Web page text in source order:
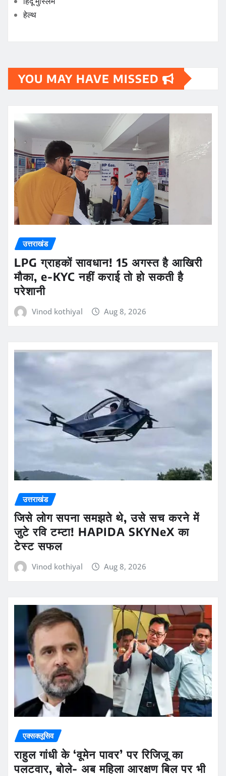
हेल्थ
YOU MAY HAVE MISSED
उत्तराखंड
LPG ग्राहकों सावधान! 15 अगस्त है आखिरी
मौका, e-KYC नहीं कराई तो हो सकती है
परेशानी
Vinod kothiyal Aug 8, 2026
उत्तराखंड
जिसे लोग सपना समझते थे, उसे सच करने में
जुटे रवि टम्टा! HAPIDA SKYNeX का
टेस्ट सफल
Vinod kothiyal Aug 8, 2026
एक्सक्लूसिव
राहुल गांधी के ‘वूमेन पावर’ पर रिजिजू का
पलटवार, बोले- अब महिला आरक्षण बिल पर भी